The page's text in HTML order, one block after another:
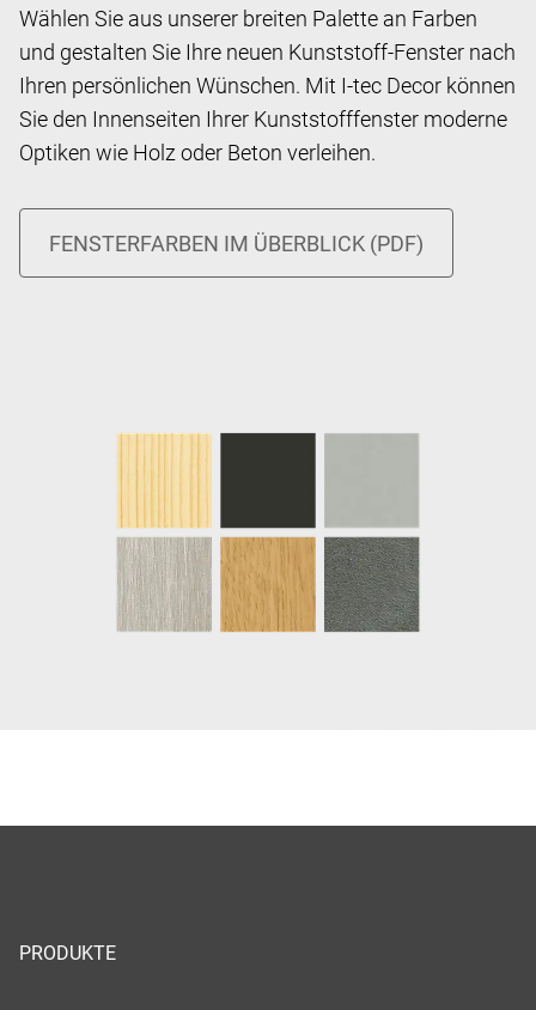
Wählen Sie aus unserer breiten Palette an Farben
und gestalten Sie Ihre neuen Kunststoff-Fenster nach
Ihren persönlichen Wünschen. Mit I-tec Decor können
Sie den Innenseiten Ihrer Kunststofffenster moderne
Optiken wie Holz oder Beton verleihen.
PRODUKTE